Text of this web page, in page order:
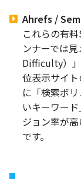
Ahrefs /
これらの有
ンナーでは
Difficulty）
位表示サイ
に「検索ボ
いキーワー
ジョン率が
です。